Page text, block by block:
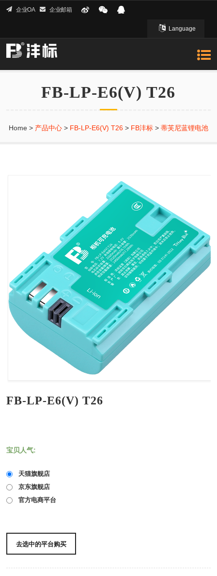
企业OA 企业邮箱
Language
English 英文
FB-LP-E6(V) T26
Home> 产品中心> FB-LP-E6(V) T26> FB沣标> 蒂芙尼蓝锂电池
FB-LP-E6(V) T26
宝贝人气:
天猫旗舰店
京东旗舰店
官方电商平台
去选中的平台购买